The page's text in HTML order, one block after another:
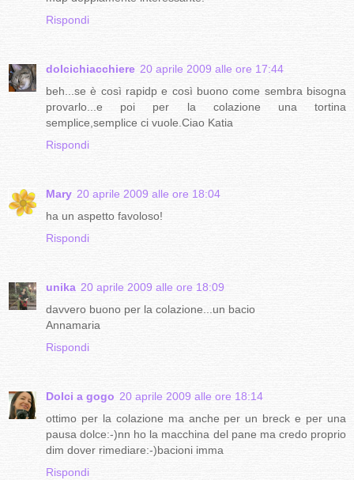
Rispondi
dolcichiacchiere 20 aprile 2009 alle ore 17:44
beh...se è così rapidp e così buono come sembra bisogna
provarlo...e poi per la colazione una tortina
semplice,semplice ci vuole.Ciao Katia
Rispondi
Mary 20 aprile 2009 alle ore 18:04
ha un aspetto favoloso!
Rispondi
unika 20 aprile 2009 alle ore 18:09
davvero buono per la colazione...un bacio
Annamaria
Rispondi
Dolci a gogo 20 aprile 2009 alle ore 18:14
ottimo per la colazione ma anche per un breck e per una
pausa dolce:-)nn ho la macchina del pane ma credo proprio
dim dover rimediare:-)bacioni imma
Rispondi